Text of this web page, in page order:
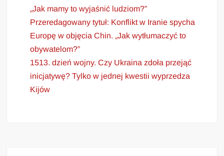
„Jak mamy to wyjaśnić ludziom?”
Przeredagowany tytuł: Konflikt w Iranie spycha
Europę w objęcia Chin. „Jak wytłumaczyć to
obywatelom?”
1513. dzień wojny. Czy Ukraina zdoła przejąć
inicjatywę? Tylko w jednej kwestii wyprzedza
Kijów